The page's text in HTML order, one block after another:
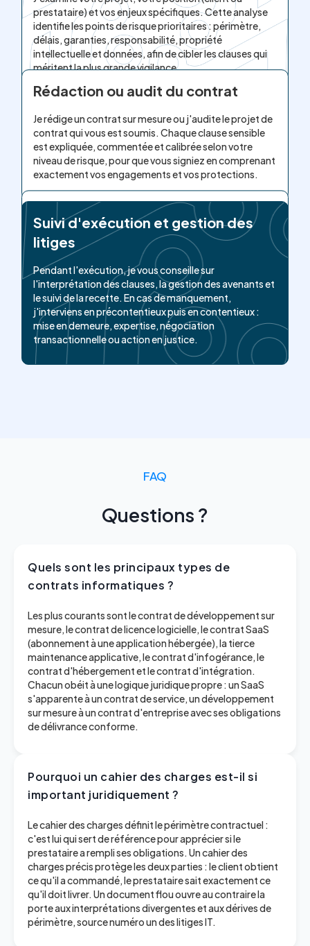
prestataire) et vos enjeux spécifiques. Cette analyse
identifie les points de risque prioritaires : périmètre,
délais, garanties, responsabilité, propriété
intellectuelle et données, afin de cibler les clauses qui
méritent la plus grande vigilance.
Rédaction ou audit du contrat
Je rédige un contrat sur mesure ou j'audite le projet de
contrat qui vous est soumis. Chaque clause sensible
est expliquée, commentée et calibrée selon votre
niveau de risque, pour que vous signiez en comprenant
exactement vos engagements et vos protections.
Négociation avec la partie adverse
Je vous accompagne dans la négociation :
identification des clauses non négociables,
formulation de contre-propositions viables, arbitrage
entre les points de friction. L'objectif est d'aboutir à
un équilibre contractuel acceptable sans bloquer la
signature ni le démarrage du projet.
Suivi d'exécution et gestion des
litiges
Pendant l'exécution, je vous conseille sur
l'interprétation des clauses, la gestion des avenants et
le suivi de la recette. En cas de manquement,
j'interviens en précontentieux puis en contentieux :
mise en demeure, expertise, négociation
transactionnelle ou action en justice.
FAQ
Questions ?
Quels sont les principaux types de
contrats informatiques ?
Les plus courants sont le contrat de développement sur
mesure, le contrat de licence logicielle, le contrat SaaS
(abonnement à une application hébergée), la tierce
maintenance applicative, le contrat d'infogérance, le
contrat d'hébergement et le contrat d'intégration.
Chacun obéit à une logique juridique propre : un SaaS
s'apparente à un contrat de service, un développement
sur mesure à un contrat d'entreprise avec ses obligations
de délivrance conforme.
Pourquoi un cahier des charges est-il si
important juridiquement ?
Le cahier des charges définit le périmètre contractuel :
c'est lui qui sert de référence pour apprécier si le
prestataire a rempli ses obligations. Un cahier des
charges précis protège les deux parties : le client obtient
ce qu'il a commandé, le prestataire sait exactement ce
qu'il doit livrer. Un document flou ouvre au contraire la
porte aux interprétations divergentes et aux dérives de
périmètre, source numéro un des litiges IT.